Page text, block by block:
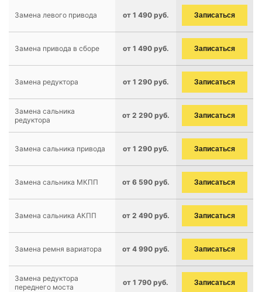
Замена левого привода от 1 490 руб. Записаться
Замена привода в сборе от 1 490 руб. Записаться
Замена редуктора от 1 290 руб. Записаться
Замена сальника
редуктора
от 2 290 руб. Записаться
Замена сальника привода от 1 290 руб. Записаться
Замена сальника МКПП от 6 590 руб. Записаться
Замена сальника АКПП от 2 490 руб. Записаться
Замена ремня вариатора от 4 990 руб. Записаться
Замена редуктора
переднего моста
от 1 790 руб. Записаться